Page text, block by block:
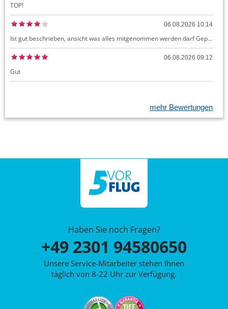
TOP!
06.08.2026 10:14
Ist gut beschrieben, ansicht was alles mitgenommen werden darf Gepäck dürfte auch kostenloses Handgepäck umfassen, ansonsten sehr easy zu machen
06.08.2026 09:12
Gut
mehr Bewertungen
Haben Sie noch Fragen?
+49 2301 94580650
Unsere Service-Mitarbeiter stehen Ihnen
täglich von 8-22 Uhr zur Verfügung.